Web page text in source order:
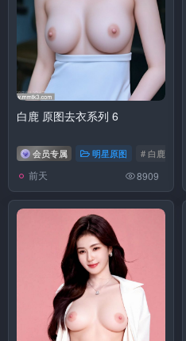
白鹿 原图去衣系列 6
会员专属 明星原图 # 白鹿
前天 8909